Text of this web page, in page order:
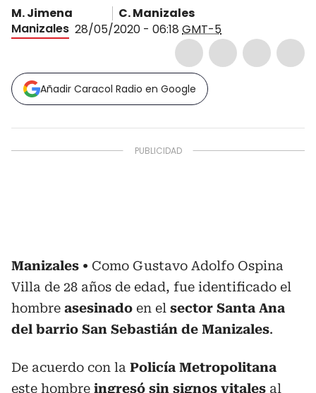
M. Jimena
C. Manizales
Manizales 28/05/2020 - 06:18 GMT-5
Añadir Caracol Radio en Google
Manizales
Como Gustavo Adolfo Ospina
Villa de 28 años de edad, fue identificado el
hombre asesinado en el sector Santa Ana
del barrio San Sebastián de Manizales.
De acuerdo con la Policía Metropolitana
este hombre ingresó sin signos vitales al